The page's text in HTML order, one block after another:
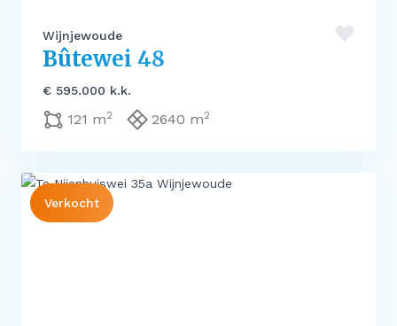
Wijnjewoude
Bûtewei 48
€ 595.000 k.k.
121 m2 2640 m2
Verkocht